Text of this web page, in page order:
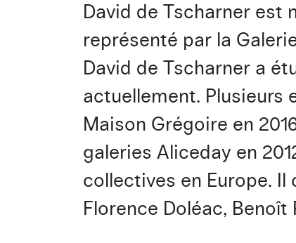
David de Tscharner est
représenté par la
David de Tscharner a
actuellement. Plusieurs
Maison Grégoire en
galeries Aliceday en
collectives en Europe.
Florence Doléac,